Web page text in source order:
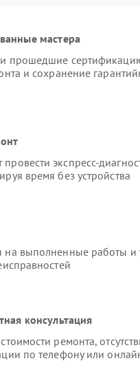
мастера
прошедшие
и сохранение
экспресс-
время без устройства
на выполненные работы и
консультация
ремонта,
по телефону или